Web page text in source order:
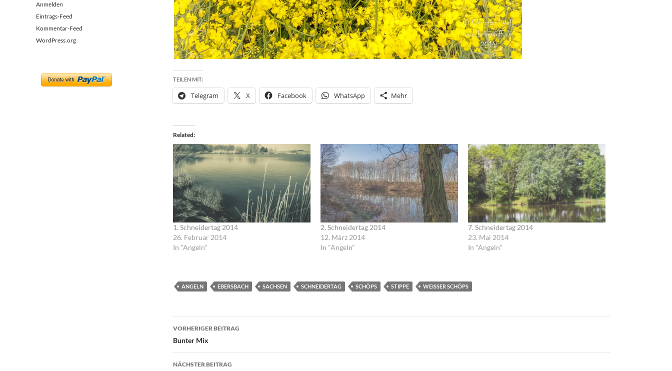
TEILEN MIT:
Telegram X Facebook WhatsApp Mehr
Related
1. Schneidertag 2014
26. Februar 2014
In "Angeln"
2. Schneidertag 2014
12. März 2014
In "Angeln"
7. Schneidertag 2014
23. Mai 2014
In "Angeln"
ANGELN EBERSBACH SACHSEN SCHNEIDERTAG SCHÖPS STIPPE WEISSER SCHÖPS
Beitragsnavigation
VORHERIGER BEITRAG
Bunter Mix
NÄCHSTER BEITRAG
Anmelden
Eintrags-Feed
Kommentar-Feed
WordPress.org